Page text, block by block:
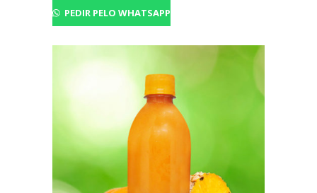
PEDIR PELO WHATSAPP